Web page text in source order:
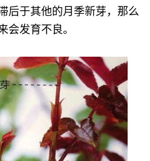
后于其他的月季新芽，那么
会发育不良。